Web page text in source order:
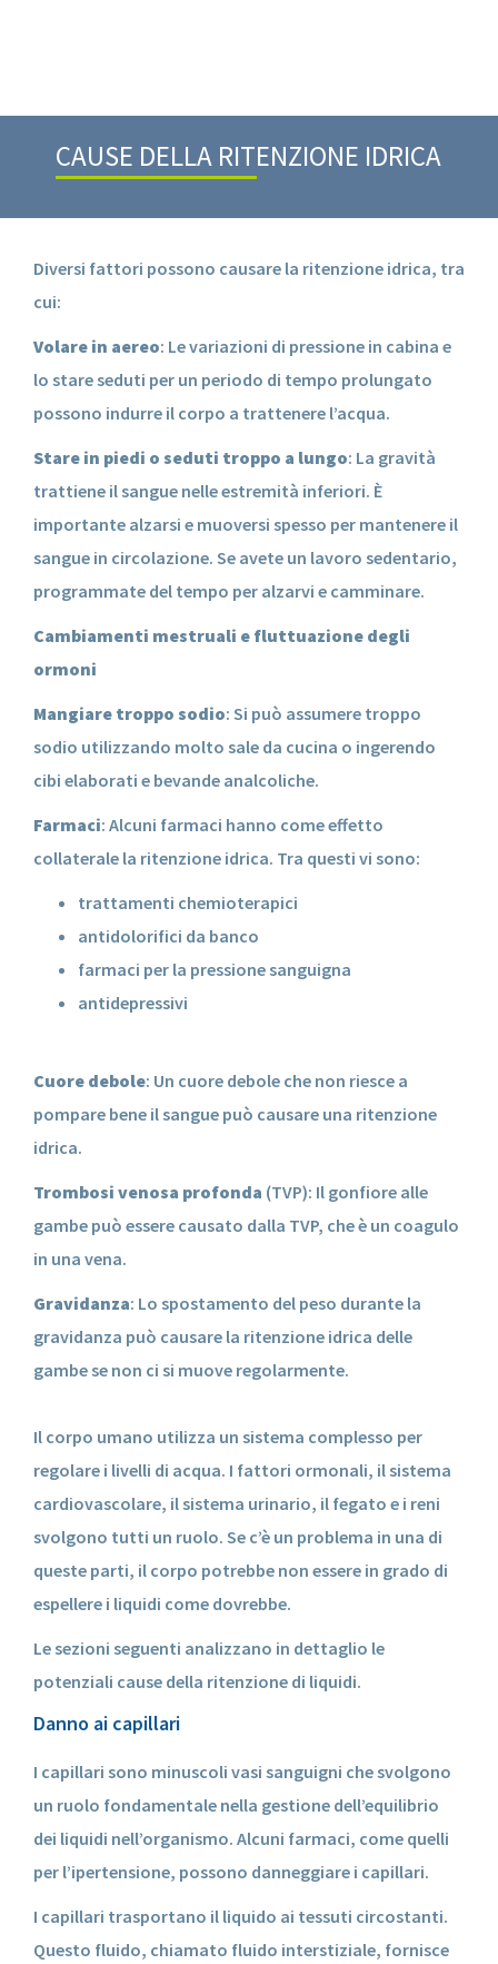
CAUSE DELLA RITENZIONE IDRICA
Diversi fattori possono causare la ritenzione idrica, tra
cui:
Volare in aereo: Le variazioni di pressione in cabina e
lo stare seduti per un periodo di tempo prolungato
possono indurre il corpo a trattenere l’acqua.
Stare in piedi o seduti troppo a lungo: La gravità
trattiene il sangue nelle estremità inferiori. È
importante alzarsi e muoversi spesso per mantenere il
sangue in circolazione. Se avete un lavoro sedentario,
programmate del tempo per alzarvi e camminare.
Cambiamenti mestruali e fluttuazione degli
ormoni
Mangiare troppo sodio: Si può assumere troppo
sodio utilizzando molto sale da cucina o ingerendo
cibi elaborati e bevande analcoliche.
Farmaci: Alcuni farmaci hanno come effetto
collaterale la ritenzione idrica. Tra questi vi sono:
trattamenti chemioterapici
antidolorifici da banco
farmaci per la pressione sanguigna
antidepressivi
Cuore debole: Un cuore debole che non riesce a
pompare bene il sangue può causare una ritenzione
idrica.
Trombosi venosa profonda (TVP): Il gonfiore alle
gambe può essere causato dalla TVP, che è un coagulo
in una vena.
Gravidanza: Lo spostamento del peso durante la
gravidanza può causare la ritenzione idrica delle
gambe se non ci si muove regolarmente.
Il corpo umano utilizza un sistema complesso per
regolare i livelli di acqua. I fattori ormonali, il sistema
cardiovascolare, il sistema urinario, il fegato e i reni
svolgono tutti un ruolo. Se c’è un problema in una di
queste parti, il corpo potrebbe non essere in grado di
espellere i liquidi come dovrebbe.
Le sezioni seguenti analizzano in dettaglio le
potenziali cause della ritenzione di liquidi.
Danno ai capillari
I capillari sono minuscoli vasi sanguigni che svolgono
un ruolo fondamentale nella gestione dell’equilibrio
dei liquidi nell’organismo. Alcuni farmaci, come quelli
per l’ipertensione, possono danneggiare i capillari.
I capillari trasportano il liquido ai tessuti circostanti.
Questo fluido, chiamato fluido interstiziale, fornisce